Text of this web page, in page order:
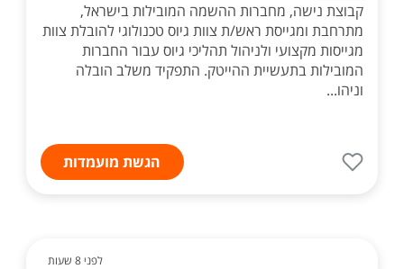
קבוצת נישה, מחברות ההשמה המובילות בישראל,
מתרחבת ומגייסת ראש/ת צוות גיוס טכנולוגי להובלת צוות
מגייסות מקצועי ולניהול תהליכי גיוס עבור החברות
המובילות בתעשיית ההייטק. התפקיד משלב הובלה
וניהו...
הגשת מועמדות
לפני 8 שעות